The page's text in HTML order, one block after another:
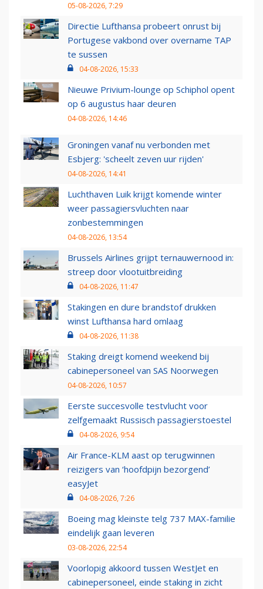
05-08-2026, 7:29
Directie Lufthansa probeert onrust bij
Portugese vakbond over overname TAP
te sussen
04-08-2026, 15:33
Nieuwe Privium-lounge op Schiphol opent
op 6 augustus haar deuren
04-08-2026, 14:46
Groningen vanaf nu verbonden met
Esbjerg: 'scheelt zeven uur rijden'
04-08-2026, 14:41
Luchthaven Luik krijgt komende winter
weer passagiersvluchten naar
zonbestemmingen
04-08-2026, 13:54
Brussels Airlines grijpt ternauwernood in:
streep door vlootuitbreiding
04-08-2026, 11:47
Stakingen en dure brandstof drukken
winst Lufthansa hard omlaag
04-08-2026, 11:38
Staking dreigt komend weekend bij
cabinepersoneel van SAS Noorwegen
04-08-2026, 10:57
Eerste succesvolle testvlucht voor
zelfgemaakt Russisch passagierstoestel
04-08-2026, 9:54
Air France-KLM aast op terugwinnen
reizigers van ‘hoofdpijn bezorgend’
easyJet
04-08-2026, 7:26
Boeing mag kleinste telg 737 MAX-familie
eindelijk gaan leveren
03-08-2026, 22:54
Voorlopig akkoord tussen WestJet en
cabinepersoneel, einde staking in zicht